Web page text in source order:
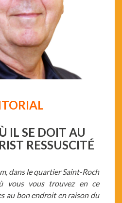
IL SE DOIT AU
RESSUSCITÉ
dans le quartier Saint-Roch
vous vous trouvez en ce
au bon endroit en raison du